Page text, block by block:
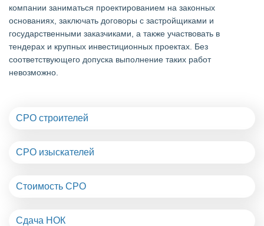
компании заниматься проектированием на законных
основаниях, заключать договоры с застройщиками и
государственными заказчиками, а также участвовать в
тендерах и крупных инвестиционных проектах. Без
соответствующего допуска выполнение таких работ
невозможно.
СРО строителей
СРО изыскателей
Стоимость СРО
Сдача НОК